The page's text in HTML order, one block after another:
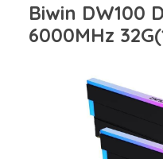
Biwin DW100
6000MHz